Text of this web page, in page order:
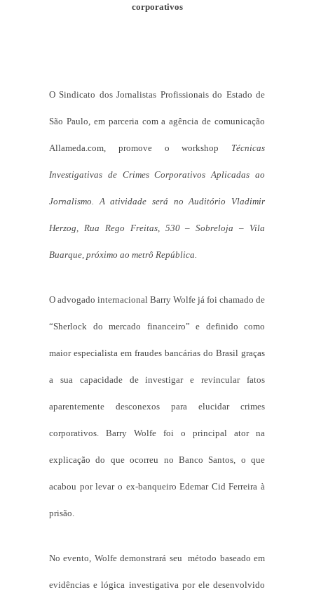
corporativos
O Sindicato dos Jornalistas Profissionais do Estado de
São Paulo, em parceria com a agência de comunicação
Allameda.com, promove o workshop Técnicas
Investigativas de Crimes Corporativos Aplicadas ao
Jornalismo. A atividade será no Auditório Vladimir
Herzog, Rua Rego Freitas, 530 – Sobreloja – Vila
Buarque, próximo ao metrô República.
O advogado internacional Barry Wolfe já foi chamado de
“Sherlock do mercado financeiro” e definido como
maior especialista em fraudes bancárias do Brasil graças
a sua capacidade de investigar e revincular fatos
aparentemente desconexos para elucidar crimes
corporativos. Barry Wolfe foi o principal ator na
explicação do que ocorreu no Banco Santos, o que
acabou por levar o ex-banqueiro Edemar Cid Ferreira à
prisão.
No evento, Wolfe demonstrará seu método baseado em
evidências e lógica investigativa por ele desenvolvido